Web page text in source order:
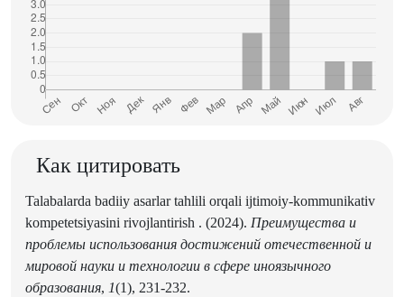
Как цитировать
Talabalarda badiiy asarlar tahlili orqali ijtimoiy-kommunikativ
kompetetsiyasini rivojlantirish . (2024). Преимущества и
проблемы использования достижений отечественной и
мировой науки и технологии в сфере иноязычного
образования, 1(1), 231-232.